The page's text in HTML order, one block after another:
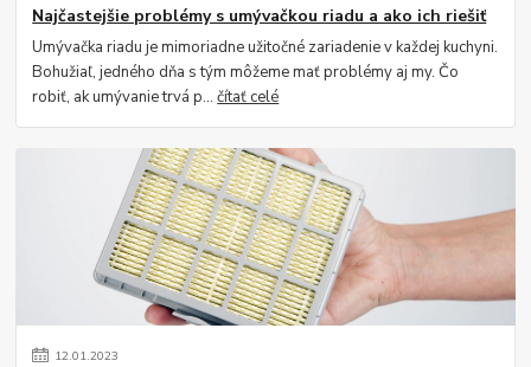
Najčastejšie problémy s umývačkou riadu a ako ich riešiť
Umývačka riadu je mimoriadne užitočné zariadenie v každej kuchyni.
Bohužiaľ, jedného dňa s tým môžeme mať problémy aj my. Čo
robiť, ak umývanie trvá p...čítať celé
12.01.2023